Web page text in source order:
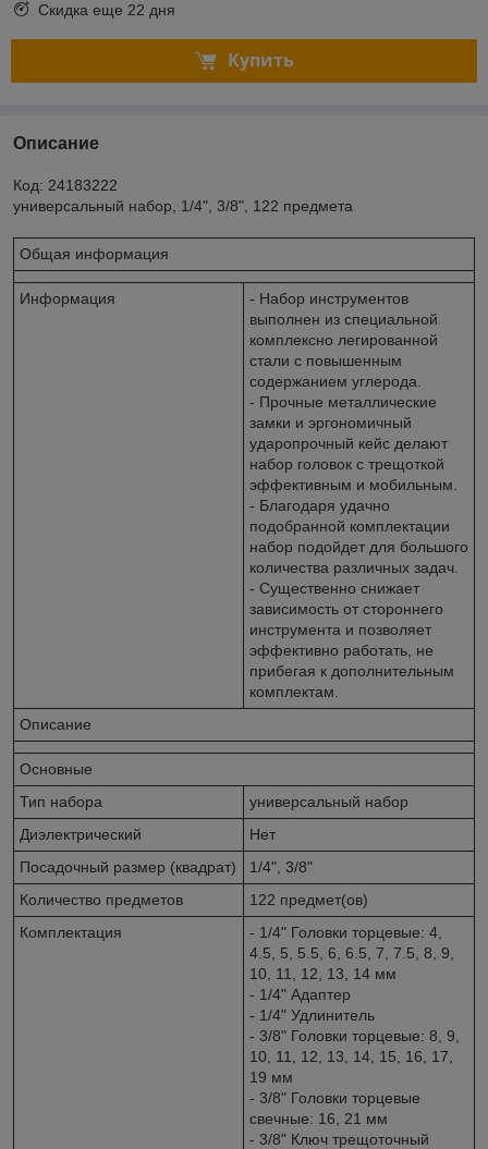
Скидка еще 22 дня
Купить
Описание
Код: 24183222
универсальный набор, 1/4", 3/8", 122 предмета
Общая информация
Информация
- Набор инструментов
выполнен из специальной
комплексно легированной
стали с повышенным
содержанием углерода.
- Прочные металлические
замки и эргономичный
ударопрочный кейс делают
набор головок с трещоткой
эффективным и мобильным.
- Благодаря удачно
подобранной комплектации
набор подойдет для большого
количества различных задач.
- Существенно снижает
зависимость от стороннего
инструмента и позволяет
эффективно работать, не
прибегая к дополнительным
комплектам.
Описание
Основные
Тип набора
универсальный набор
Диэлектрический
Нет
Посадочный размер (квадрат)
1/4", 3/8"
Количество предметов
122 предмет(ов)
Комплектация
- 1/4" Головки торцевые: 4,
4.5, 5, 5.5, 6, 6.5, 7, 7.5, 8, 9,
10, 11, 12, 13, 14 мм
- 1/4" Адаптер
- 1/4" Удлинитель
- 3/8" Головки торцевые: 8, 9,
10, 11, 12, 13, 14, 15, 16, 17,
19 мм
- 3/8" Головки торцевые
свечные: 16, 21 мм
- 3/8" Ключ трещоточный